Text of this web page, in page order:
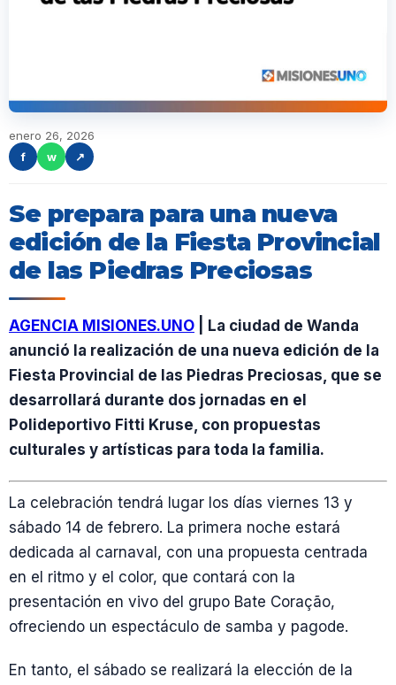
enero 26, 2026
f
w ↗
Se prepara para una nueva
edición de la Fiesta Provincial
de las Piedras Preciosas
AGENCIA MISIONES.UNO | La ciudad de Wanda
anunció la realización de una nueva edición de la
Fiesta Provincial de las Piedras Preciosas, que se
desarrollará durante dos jornadas en el
Polideportivo Fitti Kruse, con propuestas
culturales y artísticas para toda la familia.
La celebración tendrá lugar los días viernes 13 y
sábado 14 de febrero. La primera noche estará
dedicada al carnaval, con una propuesta centrada
en el ritmo y el color, que contará con la
presentación en vivo del grupo Bate Coração,
ofreciendo un espectáculo de samba y pagode.
En tanto, el sábado se realizará la elección de la